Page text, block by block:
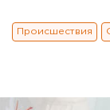
Происшествия